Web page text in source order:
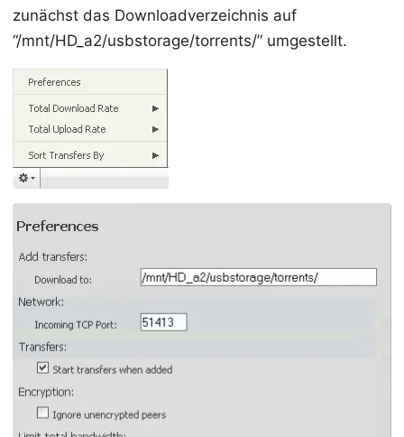
zunächst das Downloadverzeichnis auf
“/mnt/HD_a2/usbstorage/torrents/” umgestellt.